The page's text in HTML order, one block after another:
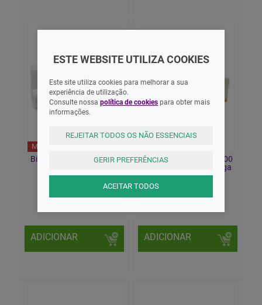
MNSRM
Biafine, 6,7 mg/g-200 ml
21,70 EUR
ADICIONAR
Calmurid (100g), 50/100
mg/g x 1 creme bisnaga
8,85 EUR
ADICIONAR
ESTE WEBSITE UTILIZA COOKIES
Este site utiliza cookies para melhorar a sua
experiência de utilização.
Consulte nossa política de cookies para obter mais
informações.
REJEITAR TODOS OS NÃO ESSENCIAIS
GERIR PREFERÊNCIAS
ACEITAR TODOS